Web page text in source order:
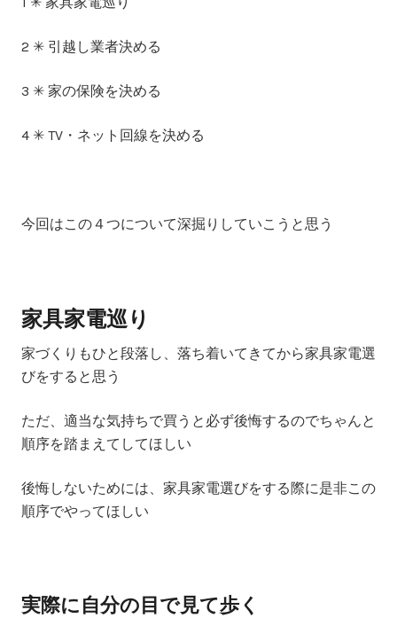
2 ✳︎ 引越し業者決める
3 ✳︎ 家の保険を決める
4 ✳︎ TV・ネット回線を決める
今回はこの４つについて深掘りしていこうと思う
家具家電巡り
家づくりもひと段落し、落ち着いてきてから家具家電選
びをすると思う
ただ、適当な気持ちで買うと必ず後悔するのでちゃんと
順序を踏まえてしてほしい
後悔しないためには、家具家電選びをする際に是非この
順序でやってほしい
実際に自分の目で見て歩く